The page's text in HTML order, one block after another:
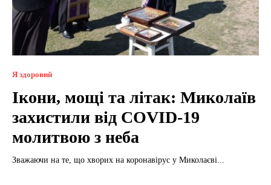
Я здоровий
Ікони, мощі та літак: Миколаїв
захистили від COVID-19
молитвою з неба
Зважаючи на те, що хворих на коронавірус у Миколаєві...